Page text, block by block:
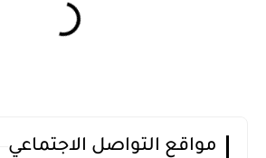
مواقع التواصل الاجتماعي